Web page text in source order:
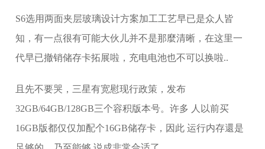
S6选用两面夹层玻璃设计方案加工工艺早已是众人皆
知，有一点很有可能大伙儿并不是那麼清晰，在这里一
代早已撤销储存卡拓展啦，充电电池也不可以换啦..
且先不要哭，三星有宽慰现行政策，发布
32GB/64GB/128GB三个容积版本号。许多 人以前买
16GB版都仅仅加配个16GB储存卡，因此 运行内存還是